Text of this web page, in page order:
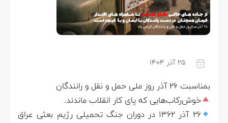
۲۵ آذر ۱۴۰۴
بمناسبت 26 آذر روز ملی حمل و نقل و رانندگان
خوش‌رکاب‌هایی که پای کار انقلاب ماندند.
۲۶ آذر ۱۳۶۲ در دوران جنگ تحمیلی رژیم بعثی عراق